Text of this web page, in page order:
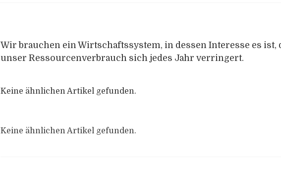
Wir brauchen ein Wirtschaftssystem, in dessen Interesse es ist,
unser Ressourcenverbrauch sich jedes Jahr verringert.
Keine ähnlichen Artikel gefunden.
Keine ähnlichen Artikel gefunden.